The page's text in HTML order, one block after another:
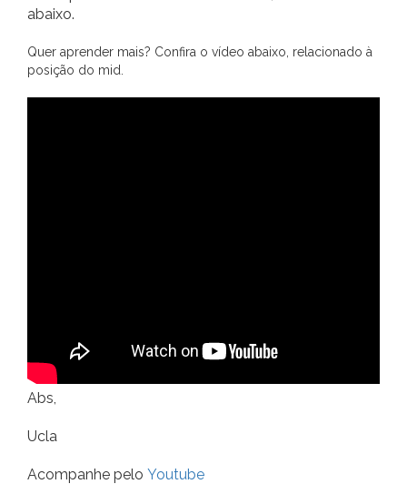
abaixo.
Quer aprender mais? Confira o vídeo abaixo, relacionado à
posição do mid.
Abs,
Ucla
Acompanhe pelo Youtube